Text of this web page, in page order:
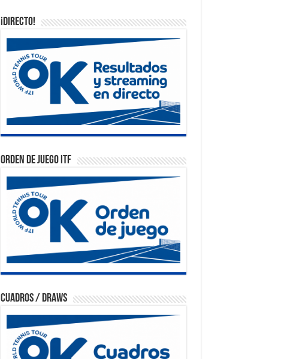
¡DIRECTO!
Orden de Juego ITF
Cuadros / Draws